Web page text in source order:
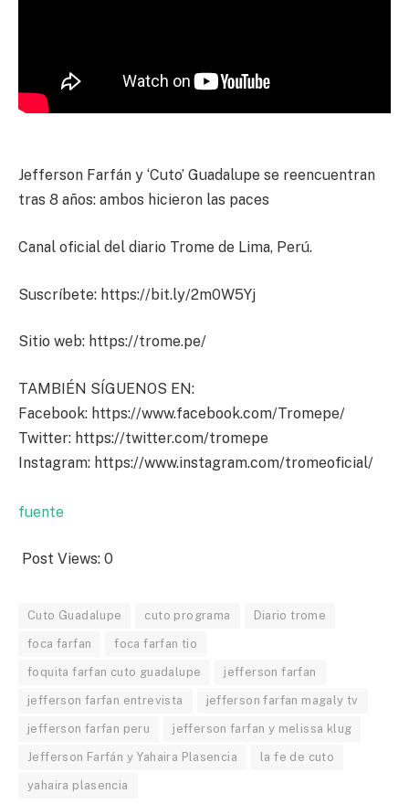
Jefferson Farfán y ‘Cuto’ Guadalupe se reencuentran
tras 8 años: ambos hicieron las paces
Canal oficial del diario Trome de Lima, Perú.
Suscríbete: https://bit.ly/2m0W5Yj
Sitio web: https://trome.pe/
TAMBIÉN SÍGUENOS EN:
Facebook: https://www.facebook.com/Tromepe/
Twitter: https://twitter.com/tromepe
Instagram: https://www.instagram.com/tromeoficial/
fuente
Post Views: 0
Cuto Guadalupe cuto programa Diario trome
foca farfan foca farfan tio
foquita farfan cuto guadalupe jefferson farfan
jefferson farfan entrevista jefferson farfan magaly tv
jefferson farfan peru jefferson farfan y melissa klug
Jefferson Farfán y Yahaira Plasencia la fe de cuto
yahaira plasencia